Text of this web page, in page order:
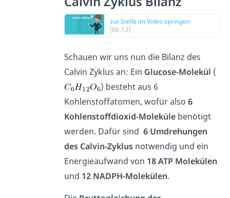
zur Stelle im Video springen
(06:13)
Schauen wir uns nun die Bilanz des
Calvin Zyklus an: Ein Glucose-Molekül (
) besteht aus 6
Kohlenstoffatomen, wofür also 6
Kohlenstoffdioxid-Moleküle benötigt
werden. Dafür sind 6 Umdrehungen
des Calvin-Zyklus notwendig und ein
Energieaufwand von 18 ATP Molekülen
und 12 NADPH-Molekülen.